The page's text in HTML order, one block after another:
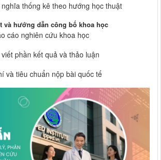
thống kê theo hướng học thuật
và hướng dẫn công bố khoa học
cáo nghiên cứu khoa học
phần kết quả và thảo luận
và tiêu chuẩn nộp bài quốc tế